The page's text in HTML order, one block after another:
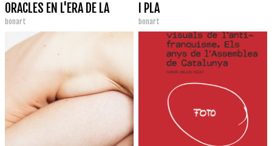
ORACLES EN L'ERA DE LA
INTEL·LIGÈNCIA ARTIFICIAL
bonart
I PLA
bonart